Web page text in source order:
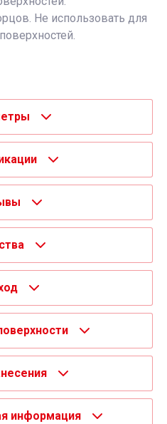
Не использовать для
информация